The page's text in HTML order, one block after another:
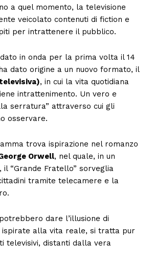
a quel momento, la televisione
veicolato contenuti di fiction e
per intrattenere il pubblico.
in onda per la prima volta il 14
dato origine a un nuovo formato, il
, in cui la vita quotidiana
intrattenimento. Un vero e
serratura” attraverso cui gli
osservare.
trova ispirazione nel romanzo
Orwell, nel quale, in un
“Grande Fratello” sorveglia
tramite telecamere e la
dare l’illusione di
alla vita reale, si tratta pur
televisivi, distanti dalla vera